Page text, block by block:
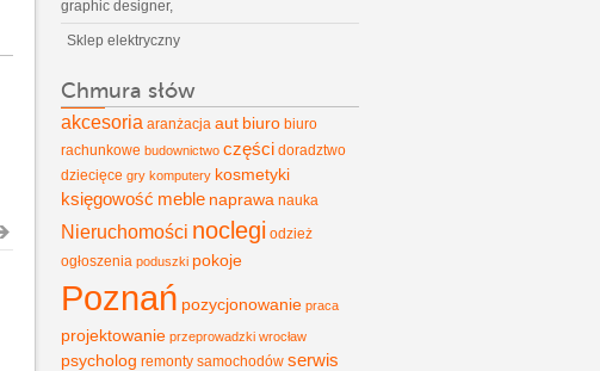
graphic designer,
Sklep elektryczny
Chmura słów
akcesoria aranżacja aut biuro biuro
rachunkowe budownictwo części doradztwo
dziecięce gry komputery kosmetyki
księgowość meble naprawa nauka
Nieruchomości noclegi odzież
ogłoszenia poduszki pokoje
Poznań pozycjonowanie praca
projektowanie przeprowadzki wrocław
psycholog remonty samochodów serwis